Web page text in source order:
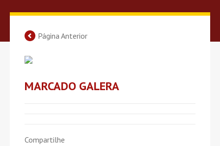
Página Anterior
MARCADO GALERA
Compartilhe